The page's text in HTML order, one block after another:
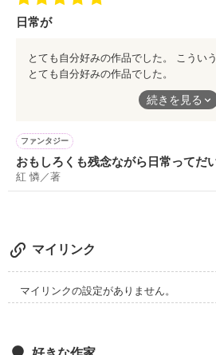
生徒会を設立する。
そこで出会うは
天賦の才能を持ち合わせるイケメン達。
天才エースストライカー
日常が
とても自分好みの作品でした。
こういうなんでもない日常の風景が好き
続きを見る
ファンタジー
おもしろくも残念ながら日常ってだ
ことがいろいろ積み重なってできて
紅 憐／著
マイリンク
マイリンクの設定がありません。